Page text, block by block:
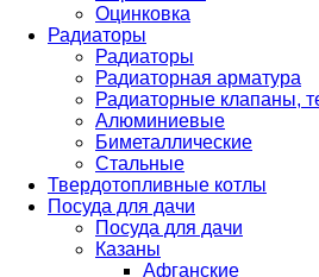
Оцинковка
Радиаторы
Радиаторы
Радиаторная арматура
Радиаторные клапаны,
Алюминиевые
Биметаллические
Стальные
Твердотопливные котлы
Посуда для дачи
Посуда для дачи
Казаны
Афганские